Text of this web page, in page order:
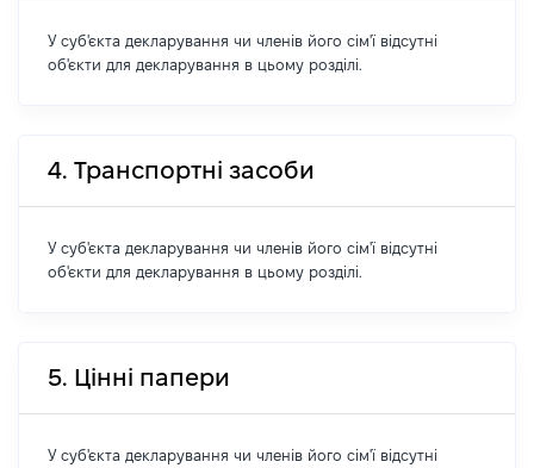
У суб'єкта декларування чи членів його сім'ї відсутні
об'єкти для декларування в цьому розділі.
4. Транспортні засоби
У суб'єкта декларування чи членів його сім'ї відсутні
об'єкти для декларування в цьому розділі.
5. Цінні папери
У суб'єкта декларування чи членів його сім'ї відсутні